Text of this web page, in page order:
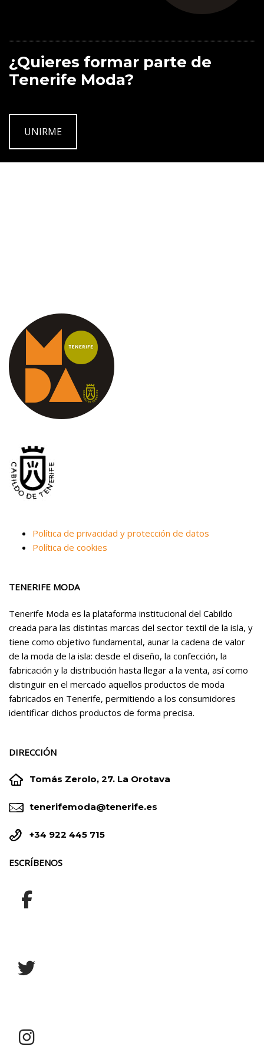
¿Quieres formar parte de
Tenerife Moda?
UNIRME
Política de privacidad y protección de datos
Política de cookies
TENERIFE MODA
Tenerife Moda es la plataforma institucional del Cabildo
creada para las distintas marcas del sector textil de la isla, y
tiene como objetivo fundamental, aunar la cadena de valor
de la moda de la isla: desde el diseño, la confección, la
fabricación y la distribución hasta llegar a la venta, así como
distinguir en el mercado aquellos productos de moda
fabricados en Tenerife, permitiendo a los consumidores
identificar dichos productos de forma precisa.
DIRECCIÓN

 Tomás Zerolo, 27. La Orotava

 tenerifemoda@tenerife.es

 +34 922 445 715
ESCRÍBENOS